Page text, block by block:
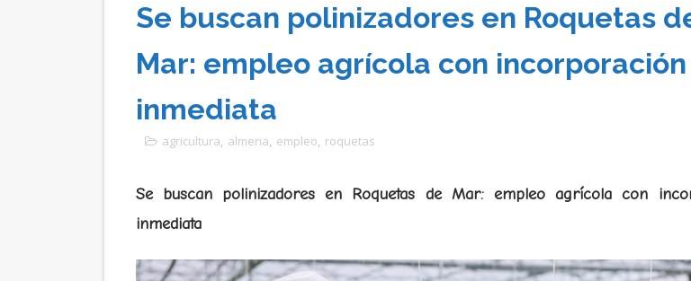
Se buscan polinizadores en Roquetas
Mar: empleo agrícola con incorporación
inmediata
agricultura, almeria, empleo, roquetas
Se buscan polinizadores en Roquetas de Mar: empleo agrícola con
inmediata